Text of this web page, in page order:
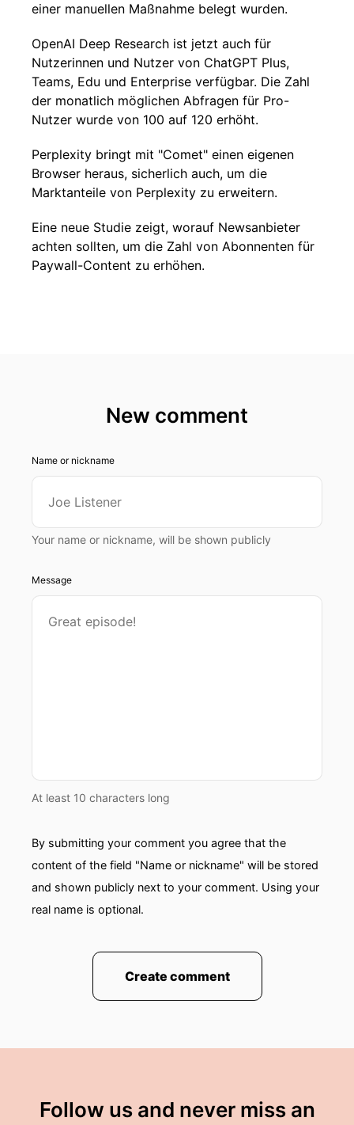
einer manuellen Maßnahme belegt wurden.
OpenAI Deep Research ist jetzt auch für
Nutzerinnen und Nutzer von ChatGPT Plus,
Teams, Edu und Enterprise verfügbar. Die Zahl
der monatlich möglichen Abfragen für Pro-
Nutzer wurde von 100 auf 120 erhöht.
Perplexity bringt mit "Comet" einen eigenen
Browser heraus, sicherlich auch, um die
Marktanteile von Perplexity zu erweitern.
Eine neue Studie zeigt, worauf Newsanbieter
achten sollten, um die Zahl von Abonnenten für
Paywall-Content zu erhöhen.
New comment
Name or nickname
Your name or nickname, will be shown publicly
Message
At least 10 characters long
By submitting your comment you agree that the
content of the field "Name or nickname" will be stored
and shown publicly next to your comment. Using your
real name is optional.
Create comment
Follow us and never miss an